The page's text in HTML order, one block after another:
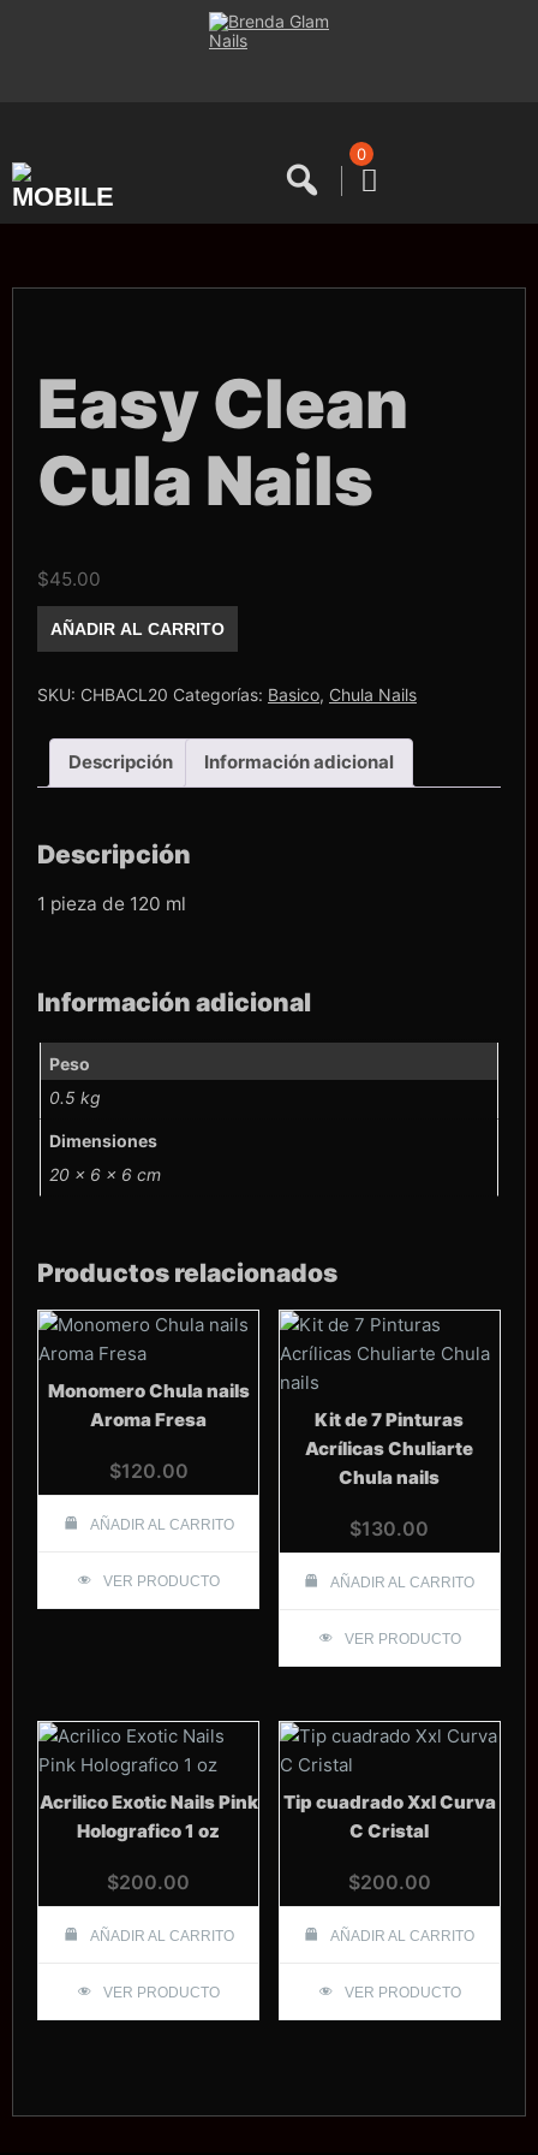
0
Easy Clean
Cula Nails
$45.00
Clean
Cula
cantidad
AÑADIR AL CARRITO
SKU: CHBACL20 Categorías: Basico, Chula Nails
Descripción Información adicional
Descripción
1 pieza de 120 ml
Información adicional
Peso
0.5 kg
Dimensiones
20 × 6 × 6 cm
Productos relacionados
Monomero Chula nails
Aroma Fresa
$120.00
AÑADIR AL CARRITO
VER PRODUCTO
Kit de 7 Pinturas
Acrílicas Chuliarte
Chula nails
$130.00
AÑADIR AL CARRITO
VER PRODUCTO
Acrilico Exotic Nails Pink
Holografico 1 oz
$200.00
AÑADIR AL CARRITO
VER PRODUCTO
Tip cuadrado Xxl Curva
C Cristal
$200.00
AÑADIR AL CARRITO
VER PRODUCTO